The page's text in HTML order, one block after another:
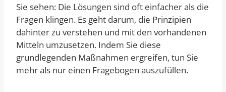
Sie sehen: Die Lösungen sind oft einfacher als die
Fragen klingen. Es geht darum, die Prinzipien
dahinter zu verstehen und mit den vorhandenen
Mitteln umzusetzen. Indem Sie diese
grundlegenden Maßnahmen ergreifen, tun Sie
mehr als nur einen Fragebogen auszufüllen.